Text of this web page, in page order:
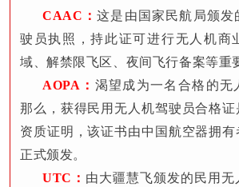
CAAC：这是由国家民航局颁发
驶员执照，持此证可进行无人机商
域、解禁限飞区、夜间飞行备案等重
AOPA： 渴望成为一名合格的无
那么，获得民用无人机驾驶员合格证
资质证明，该证书由中国航空器拥
正式颁发。
UTC： 由大疆慧飞颁发的民用无